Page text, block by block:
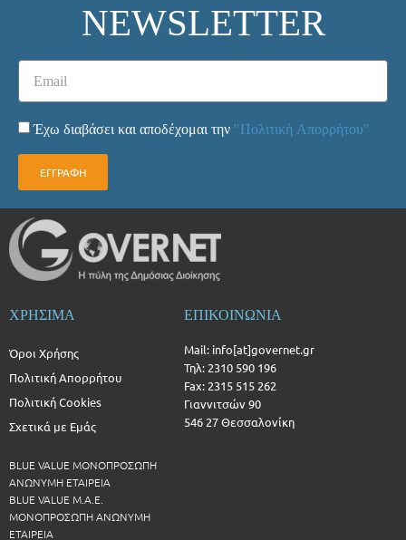
NEWSLETTER
Έχω διαβάσει και αποδέχομαι την "Πολιτική Απορρήτου"
ΕΓΓΡΑΦΗ
ΧΡΗΣΙΜΑ
Όροι Χρήσης
Πολιτική Απορρήτου
Πολιτική Cookies
Σχετικά με Εμάς
BLUE VALUE ΜΟΝΟΠΡΟΣΩΠΗ
ΑΝΩΝΥΜΗ ΕΤΑΙΡΕΙΑ
BLUE VALUE Μ.Α.Ε.
ΜΟΝΟΠΡΟΣΩΠΗ ΑΝΩΝΥΜΗ
ΕΤΑΙΡΕΙΑ
ΕΠΙΚΟΙΝΩΝΙΑ
Mail: info[at]governet.gr
Τηλ: 2310 590 196
Fax: 2315 515 262
Γιαννιτσών 90
546 27 Θεσσαλονίκη